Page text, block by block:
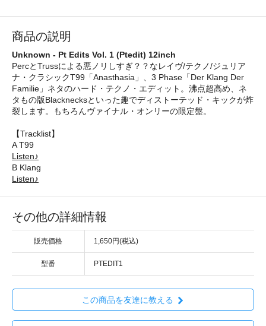
商品の説明
Unknown - Pt Edits Vol. 1 (Ptedit) 12inch
PercとTrussによる悪ノリしすぎ？？なレイヴ/テクノ/ジュリア
ナ・クラシックT99「Anasthasia」、3 Phase「Der Klang Der
Familie」ネタのハード・テクノ・エディット。沸点超高め、ネ
タもの版Blacknecksといった趣でディストーテッド・キックが炸
裂します。もちろんヴァイナル・オンリーの限定盤。
【Tracklist】
A T99
Listen♪
B Klang
Listen♪
その他の詳細情報
販売価格 1,650円(税込)
型番 PTEDIT1
この商品を友達に教える